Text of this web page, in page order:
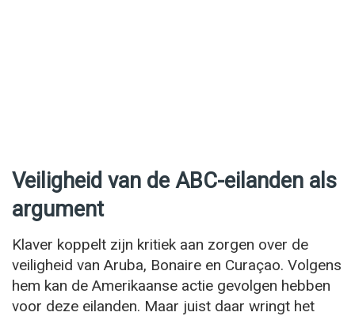
Veiligheid van de ABC-eilanden als
argument
Klaver koppelt zijn kritiek aan zorgen over de
veiligheid van Aruba, Bonaire en Curaçao. Volgens
hem kan de Amerikaanse actie gevolgen hebben
voor deze eilanden. Maar juist daar wringt het